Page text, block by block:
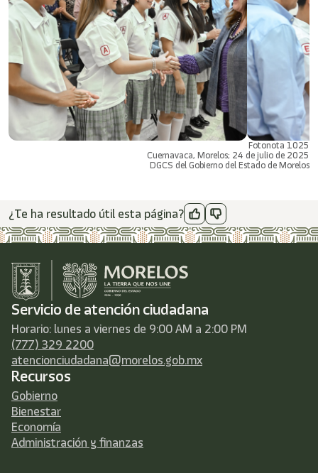
Fotonota 1025
Cuernavaca, Morelos; 24 de julio de 2025
DGCS del Gobierno del Estado de Morelos
¿Te ha resultado útil esta página?
Servicio de atención ciudadana
Horario: lunes a viernes de 9:00 AM a 2:00 PM
(777) 329 2200
atencionciudadana@morelos.gob.mx
Recursos
Gobierno
Bienestar
Economía
Administración y finanzas